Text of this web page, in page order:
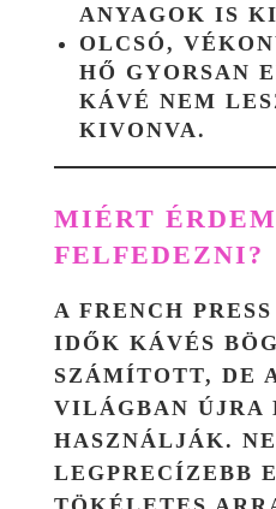
ANYAGOK IS
OLCSÓ,
HŐ GYORSAN
KÁVÉ NEM
KIVONVA.
MIÉRT
FELFEDEZNI?
A FRENCH
IDŐK KÁVÉS
SZÁMÍTOTT, DE
VILÁGBAN ÚJRA
HASZNÁLJÁK.
LEGPRECÍZEBB